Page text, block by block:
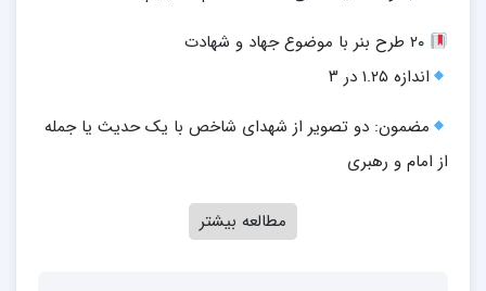
۲۰ طرح بنر با موضوع جهاد و شهادت
اندازه ۱.۲۵ در ۳
مضمون: دو تصویر از شهدای شاخص با یک حدیث یا جمله
از امام و رهبری
مطالعه بیشتر